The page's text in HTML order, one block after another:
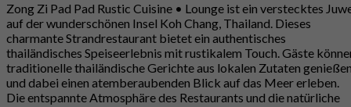
Zong Zi Pad Pad Rustic Cuisine • Lounge ist ein verstecktes
auf der wunderschönen Insel Koh Chang, Thailand. Dieses
charmante Strandrestaurant bietet ein authentisches
thailändisches Speiseerlebnis mit rustikalem Touch. Gäste
traditionelle thailändische Gerichte aus lokalen Zutaten
und dabei einen atemberaubenden Blick auf das Meer erleben.
Die entspannte Atmosphäre des Restaurants und die natürliche